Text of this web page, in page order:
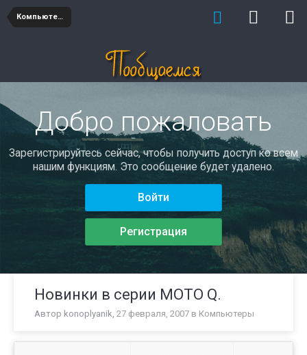
Компьютеры
Добро пожаловать
Зарегистрируйтесь сейчас, чтобы получить доступ ко всем
нашим функциям. Это сообщение будет удалено.
Войти
Регистрация
Новинки в серии MOTO Q.
Автор konoplyanik, 27 февраля, 2007 в Компьютеры